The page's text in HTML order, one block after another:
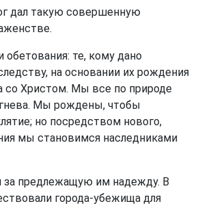
дал такую совершенную
обетования: те, кому дано
на основании их рождения
Христом. Мы все по природе
Мы рождены, чтобы
но посредством нового,
мы становимся наследниками
за предлежащую им надежду. В
города-убежища для